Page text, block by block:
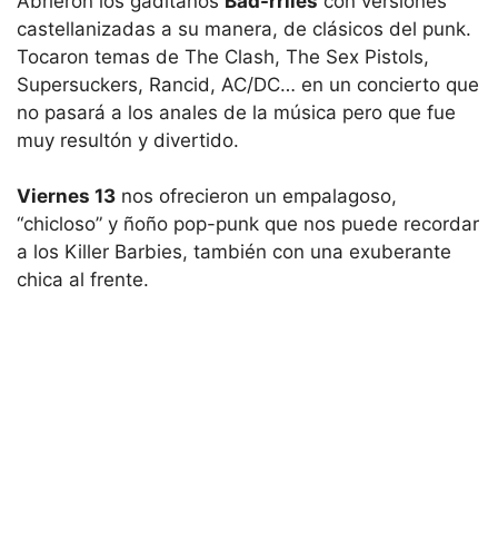
castellanizadas a su manera, de clásicos del punk.
Tocaron temas de The Clash, The Sex Pistols,
Supersuckers, Rancid, AC/DC… en un concierto que
no pasará a los anales de la música pero que fue
muy resultón y divertido.
Viernes 13 nos ofrecieron un empalagoso,
“chicloso” y ñoño pop-punk que nos puede recordar
a los Killer Barbies, también con una exuberante
chica al frente.